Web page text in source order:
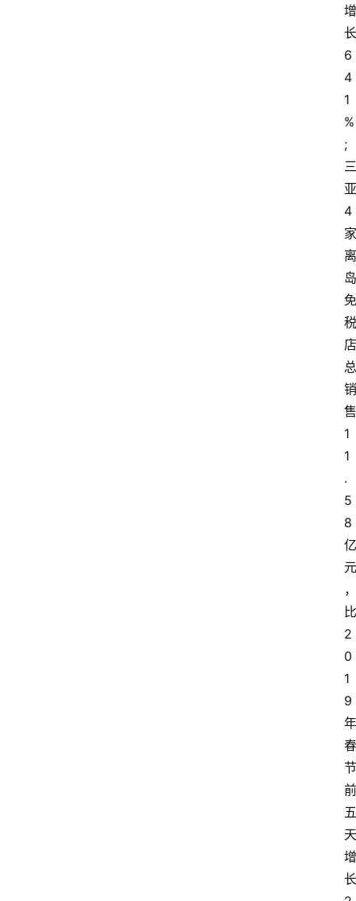
增
长
6
4
1
%
;
三
亚
4
家
离
岛
免
税
店
总
销
售
1
1
.
5
8
亿
元
，
比
2
0
1
9
年
春
节
前
五
天
增
长